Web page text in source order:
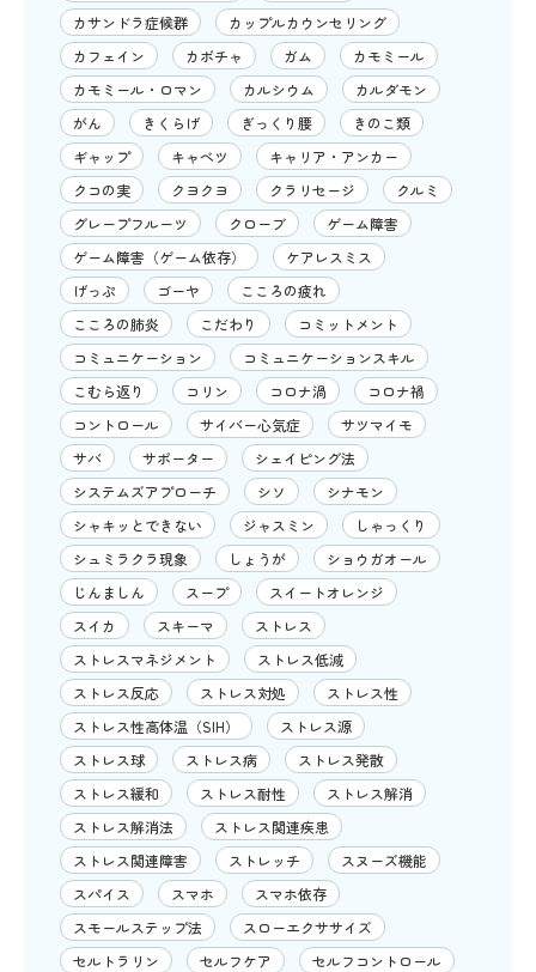
カサンドラ症候群
カップルカウンセリング
カフェイン
カボチャ ガム
カモミール
カモミール・ロマン
カルシウム
カルダモン
がん
きくらげ ぎっくり腰
きのこ類
ギャップ
キャベツ
キャリア・アンカー
クコの実
クヨクヨ クラリセージ
クルミ
グレープフルーツ
クローブ
ゲーム障害
ゲーム障害（ゲーム依存）
ケアレスミス
げっぷ
ゴーヤ
こころの疲れ
こころの肺炎
こだわり
コミットメント
コミュニケーション
コミュニケーションスキル
こむら返り
コリン コロナ渦
コロナ禍
コントロール
サイバー心気症
サツマイモ
サバ
サポーター
シェイピング法
システムズアプローチ
シソ
シナモン
シャキッとできない
ジャスミン
しゃっくり
シュミラクラ現象
しょうが
ショウガオール
じんましん
スープ
スイートオレンジ
スイカ
スキーマ
ストレス
ストレスマネジメント
ストレス低減
ストレス反応
ストレス対処
ストレス性
ストレス性高体温（SIH）
ストレス源
ストレス球
ストレス病
ストレス発散
ストレス緩和
ストレス耐性
ストレス解消
ストレス解消法
ストレス関連疾患
ストレス関連障害
ストレッチ
スヌーズ機能
スパイス
スマホ
スマホ依存
スモールステップ法
スローエクササイズ
セルトラリン
セルフケア
セルフコントロール